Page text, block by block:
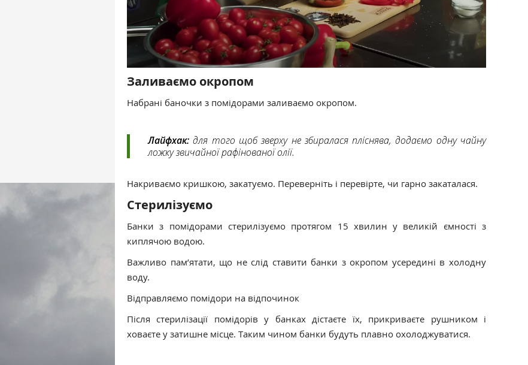
Заливаємо окропом
Набрані баночки з помідорами заливаємо окропом.
Лайфхак: для того щоб зверху не збиралася пліснява, додаємо одну чайну
ложку звичайної рафінованої олії.
Накриваємо кришкою, закатуємо. Переверніть і перевірте, чи гарно закаталася.
Стерилізуємо
Банки з помідорами стерилізуємо протягом 15 хвилин у великій ємності з
киплячою водою.
Важливо пам’ятати, що не слід ставити банки з окропом усередині в холодну
воду.
Відправляємо помідори на відпочинок
Після стерилізації помідорів у банках дістаєте їх, прикриваєте рушником і
ховаєте у затишне місце. Таким чином банки будуть плавно охолоджуватися.